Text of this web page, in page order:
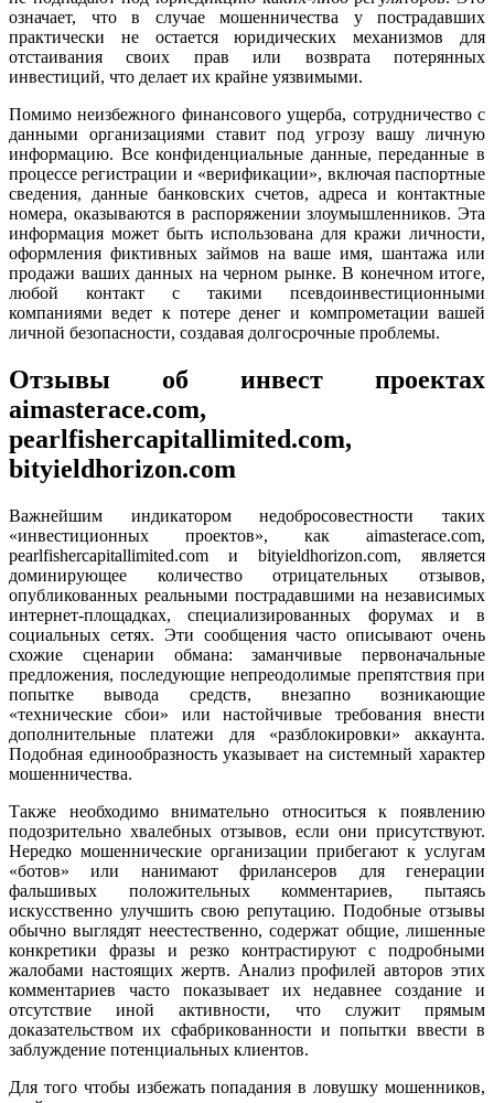
означает, что в случае мошенничества у пострадавших
практически не остается юридических механизмов для
отстаивания своих прав или возврата потерянных
инвестиций, что делает их крайне уязвимыми.
Помимо неизбежного финансового ущерба, сотрудничество с
данными организациями ставит под угрозу вашу личную
информацию. Все конфиденциальные данные, переданные в
процессе регистрации и «верификации», включая паспортные
сведения, данные банковских счетов, адреса и контактные
номера, оказываются в распоряжении злоумышленников. Эта
информация может быть использована для кражи личности,
оформления фиктивных займов на ваше имя, шантажа или
продажи ваших данных на черном рынке. В конечном итоге,
любой контакт с такими псевдоинвестиционными
компаниями ведет к потере денег и компрометации вашей
личной безопасности, создавая долгосрочные проблемы.
Отзывы об инвест проектах
aimasterace.com,
pearlfishercapitallimited.com,
bityieldhorizon.com
Важнейшим индикатором недобросовестности таких
«инвестиционных проектов», как aimasterace.com,
pearlfishercapitallimited.com и bityieldhorizon.com, является
доминирующее количество отрицательных отзывов,
опубликованных реальными пострадавшими на независимых
интернет-площадках, специализированных форумах и в
социальных сетях. Эти сообщения часто описывают очень
схожие сценарии обмана: заманчивые первоначальные
предложения, последующие непреодолимые препятствия при
попытке вывода средств, внезапно возникающие
«технические сбои» или настойчивые требования внести
дополнительные платежи для «разблокировки» аккаунта.
Подобная единообразность указывает на системный характер
мошенничества.
Также необходимо внимательно относиться к появлению
подозрительно хвалебных отзывов, если они присутствуют.
Нередко мошеннические организации прибегают к услугам
«ботов» или нанимают фрилансеров для генерации
фальшивых положительных комментариев, пытаясь
искусственно улучшить свою репутацию. Подобные отзывы
обычно выглядят неестественно, содержат общие, лишенные
конкретики фразы и резко контрастируют с подробными
жалобами настоящих жертв. Анализ профилей авторов этих
комментариев часто показывает их недавнее создание и
отсутствие иной активности, что служит прямым
доказательством их сфабрикованности и попытки ввести в
заблуждение потенциальных клиентов.
Для того чтобы избежать попадания в ловушку мошенников,